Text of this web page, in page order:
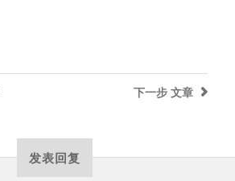
下一步 文章
发表回复